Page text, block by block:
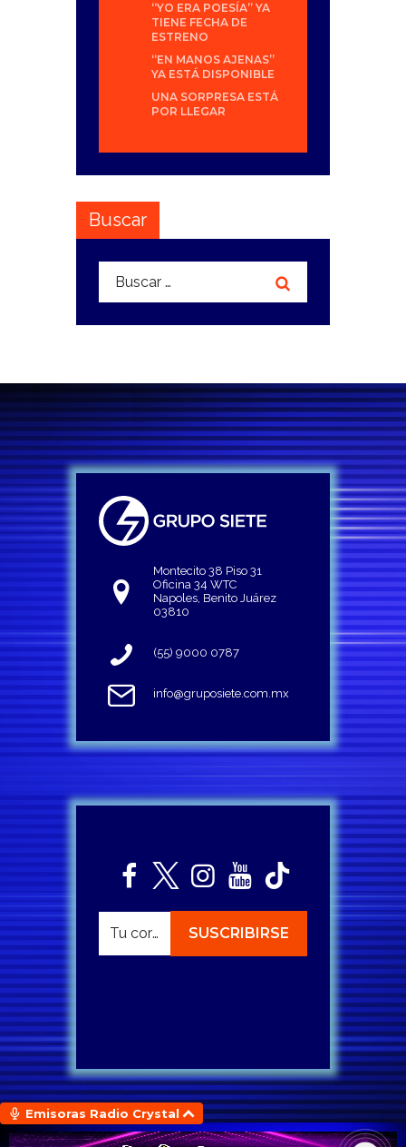
“YO ERA POESÍA” YA
TIENE FECHA DE
ESTRENO
“EN MANOS AJENAS”
YA ESTÁ DISPONIBLE
UNA SORPRESA ESTÁ
POR LLEGAR
Buscar
Buscar:
Montecito 38 Piso 31
Oficina 34 WTC
Napoles, Benito Juárez
03810
(55) 9000 0787
info@gruposiete.com.mx
Emisoras Radio Crystal